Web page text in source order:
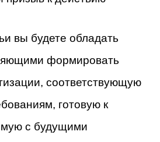
вы будете обладать
формировать
соответствующую
готовую к
с будущими